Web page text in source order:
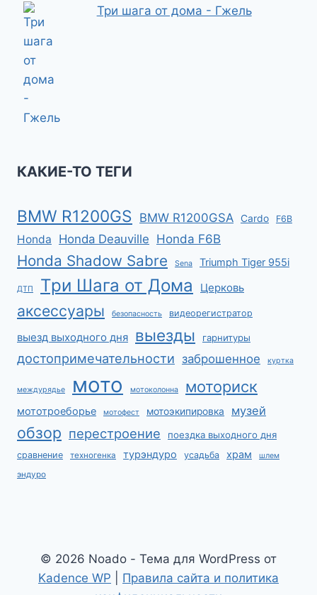
Три шага от дома - Гжель
КАКИЕ-ТО ТЕГИ
BMW R1200GS BMW R1200GSA Cardo F6B
Honda Honda Deauville Honda F6B
Honda Shadow Sabre Sena Triumph Tiger 955i
ДТП Три Шага от Дома Церковь
аксессуары безопасность видеорегистратор
выезд выходного дня выезды гарнитуры
достопримечательности заброшенное куртка
междурядье мото мотоколонна моториск
мототроеборье мотофест мотоэкипировка музей
обзор перестроение поездка выходного дня
сравнение техногенка турэндуро усадьба храм шлем
эндуро
© 2026 Noado - Тема для WordPress от
Kadence WP
Правила сайта и политика